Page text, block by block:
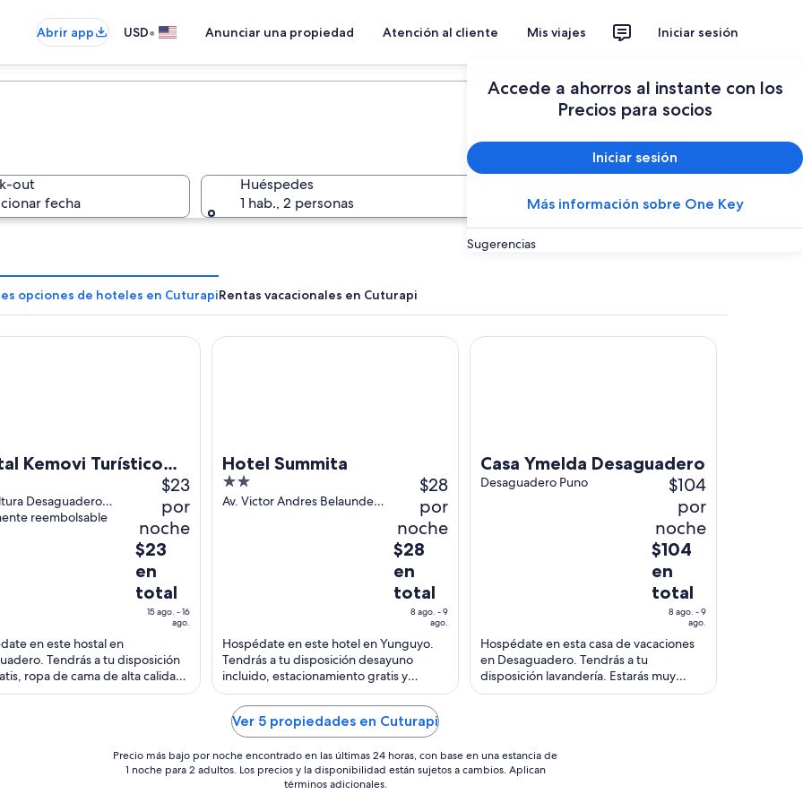
Abrir app USD• Anunciar una propiedad Atención al cliente Mis viajes Iniciar sesión
Accede a ahorros al instante con los
Precios para socios
Iniciar sesión
Más información sobre One Key
Sugerencias
out
fecha
Huéspedes
1 hab., 2 personas
Buscar
opciones de hoteles en CuturapiRentas vacacionales en Cuturapi
Kemovi Turístico
Desaguadero
reembolsable
$23
por
noche
El
precio
es
de
total
por
noche
ago
al
$23
en
total
15 ago. - 16
ago.
en este hostal en
Tendrás a tu disposición
ropa de cama de alta calidad
tipo lluvia. Estarás muy cerca
Turístico Desaguadero
Hotel Summita
2
out
Av. Victor Andres Belaunde
$28
por
noche
El
precio
es
de
en
total
por
noche
del
8
ago
al
$28
en
total
8 ago. - 9
ago.
Hospédate en este hotel en Yunguyo.
Tendrás a tu disposición desayuno
incluido, estacionamiento gratis y
servicio de recepción las 24 horas.
Estarás muy cerca ...
Hotel Summita
Casa Ymelda Desaguadero
Desaguadero Puno
$104
por
noche
El
precio
es
de
en
por
noche
$104
en
total
8 ago. - 9
ago.
Hospédate en esta casa de vacaciones
en Desaguadero. Tendrás a tu
disposición lavandería. Estarás muy
cerca de atracciones como Mirador
Casa Ymelda Desaguadero
Ver 5 propiedades en Cuturapi
Precio más bajo por noche encontrado en las últimas 24 horas, con base en una estancia de
1 noche para 2 adultos. Los precios y la disponibilidad están sujetos a cambios. Aplican
términos adicionales.